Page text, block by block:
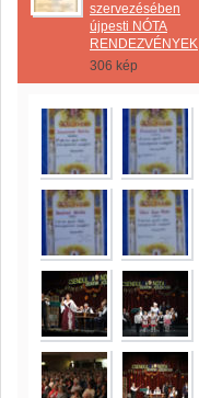
szervezésében
újpesti NÓTA
RENDEZVÉNYEK
306 kép